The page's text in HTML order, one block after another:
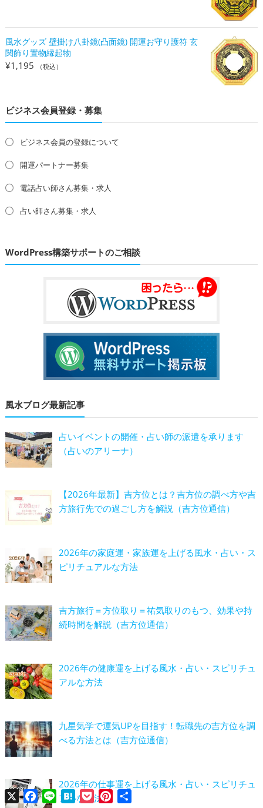
風水グッズ 壁掛け八卦鏡(凸面鏡) 開運お守り護符 玄
関飾り置物縁起物
¥1,195 （税込）
ビジネス会員登録・募集
ビジネス会員の登録について
開運パートナー募集
電話占い師さん募集・求人
占い師さん募集・求人
WordPress構築サポートのご相談
風水ブログ最新記事
占いイベントの開催・占い師の派遣を承ります
（占いのアリーナ）
【2026年最新】吉方位とは？吉方位の調べ方や吉
方旅行先での過ごし方を解説（吉方位通信）
2026年の家庭運・家族運を上げる風水・占い・ス
ピリチュアルな方法
吉方旅行＝方位取り＝祐気取りのもつ、効果や持
続時間を解説（吉方位通信）
2026年の健康運を上げる風水・占い・スピリチュ
アルな方法
九星気学で運気UPを目指す！転職先の吉方位を調
べる方法とは（吉方位通信）
2026年の仕事運を上げる風水・占い・スピリチュ
アルな方法
X Facebook
Line HatenaPocketPinterest